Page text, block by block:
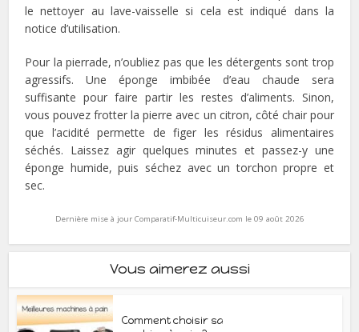
le nettoyer au lave-vaisselle si cela est indiqué dans la
notice d’utilisation.
Pour la pierrade, n’oubliez pas que les détergents sont trop
agressifs. Une éponge imbibée d’eau chaude sera
suffisante pour faire partir les restes d’aliments. Sinon,
vous pouvez frotter la pierre avec un citron, côté chair pour
que l’acidité permette de figer les résidus alimentaires
séchés. Laissez agir quelques minutes et passez-y une
éponge humide, puis séchez avec un torchon propre et
sec.
Dernière mise à jour Comparatif-Multicuiseur.com le 09 août 2026
Vous aimerez aussi
Comment choisir sa